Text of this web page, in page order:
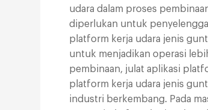
udara dalam proses
diperlukan untuk
platform kerja udara jenis
untuk menjadikan operasi
pembinaan, julat aplikasi
platform kerja udara jenis
industri berkembang. Pada